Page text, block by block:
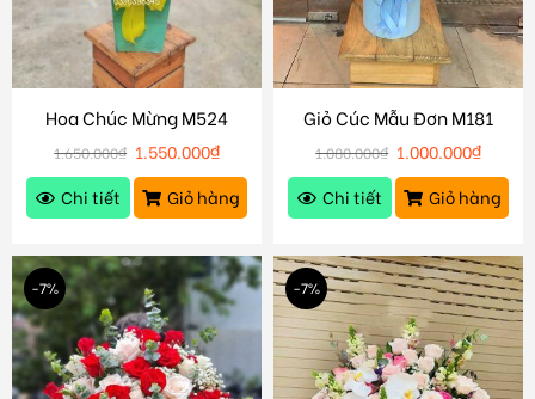
Hoa Chúc Mừng M524
1.650.000₫ 1.550.000₫
Chi tiết
Giỏ hàng
Giỏ Cúc Mẫu Đơn M181
1.080.000₫ 1.000.000₫
Chi tiết
Giỏ hàng
-7% -7%